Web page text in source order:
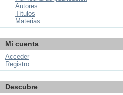
Autores
Títulos
Materias
Mi cuenta
Acceder
Registro
Descubre